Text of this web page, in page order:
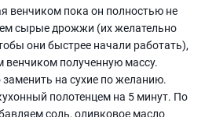
венчиком пока он полностью не
сырые дрожжи (их желательно
они быстрее начали работать),
венчиком полученную массу.
на сухие по желанию.
полотенцем на 5 минут. По
соль, оливковое масло